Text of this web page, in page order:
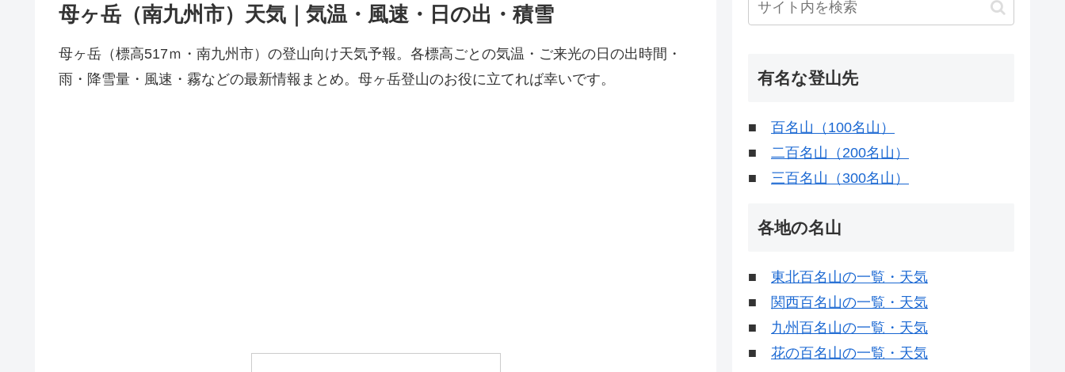
母ヶ岳（南九州市）天気｜気温・風速・日の出・積雪
母ヶ岳（標高517ｍ・南九州市）の登山向け天気予報。各標高ごとの気温・ご来光の日の出時間・
雨・降雪量・風速・霧などの最新情報まとめ。母ヶ岳登山のお役に立てれば幸いです。
有名な登山先
■ 百名山（100名山）
■ 二百名山（200名山）
■ 三百名山（300名山）
各地の名山
■ 東北百名山の一覧・天気
■ 関西百名山の一覧・天気
■ 九州百名山の一覧・天気
■ 花の百名山の一覧・天気